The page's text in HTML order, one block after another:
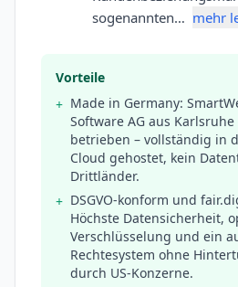
sogenannten… mehr
Vorteile
+ Made in Germany:
Software AG aus
betrieben – vollständig in
Cloud gehostet, kein
Drittländer.
+ DSGVO-konform und
Höchste Datensicherheit,
Verschlüsselung und ein
Rechtesystem ohne
durch US-Konzerne.